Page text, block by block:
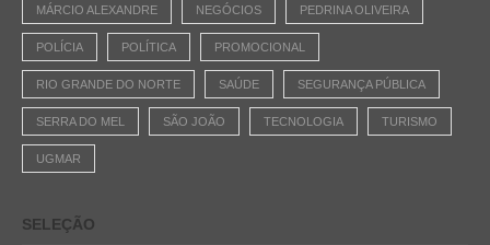
MÁRCIO ALEXANDRE NEGÓCIOS PEDRINA OLIVEIRA
POLÍCIA POLÍTICA PROMOCIONAL
RIO GRANDE DO NORTE SAÚDE SEGURANÇA PÚBLICA
SERRA DO MEL SÃO JOÃO TECNOLOGIA TURISMO
UGMAR
SELEÇÃO